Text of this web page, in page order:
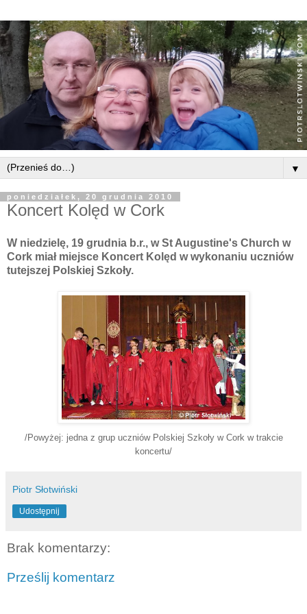
▼
poniedziałek, 20 grudnia 2010
Koncert Kolęd w Cork
W niedzielę, 19 grudnia b.r., w St Augustine's Church w
Cork miał miejsce Koncert Kolęd w wykonaniu uczniów
tutejszej Polskiej Szkoły.
/Powyżej: jedna z grup uczniów Polskiej Szkoły w Cork w trakcie
koncertu/
Piotr Słotwiński
Udostępnij
Brak komentarzy:
Prześlij komentarz